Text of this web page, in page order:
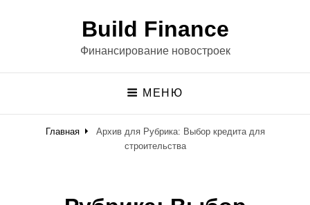
Build Finance
Финансирование новостроек
МЕНЮ
Главная Архив для Рубрика: Выбор кредита для
строительства